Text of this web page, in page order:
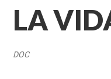
LA
DOC